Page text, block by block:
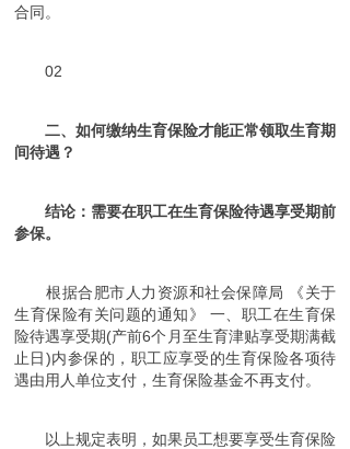
合同。
02
二、如何缴纳生育保险才能正常领取生育期
间待遇？
结论：需要在职工在生育保险待遇享受期前
参保。
根据合肥市人力资源和社会保障局 《关于
生育保险有关问题的通知》 一、职工在生育保
险待遇享受期(产前6个月至生育津贴享受期满截
止日)内参保的，职工应享受的生育保险各项待
遇由用人单位支付，生育保险基金不再支付。
以上规定表明，如果员工想要享受生育保险